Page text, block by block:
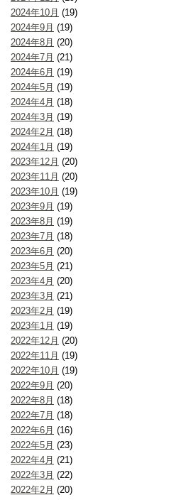
2024年10月 (19)
2024年9月 (19)
2024年8月 (20)
2024年7月 (21)
2024年6月 (19)
2024年5月 (19)
2024年4月 (18)
2024年3月 (19)
2024年2月 (18)
2024年1月 (19)
2023年12月 (20)
2023年11月 (20)
2023年10月 (19)
2023年9月 (19)
2023年8月 (19)
2023年7月 (18)
2023年6月 (20)
2023年5月 (21)
2023年4月 (20)
2023年3月 (21)
2023年2月 (19)
2023年1月 (19)
2022年12月 (20)
2022年11月 (19)
2022年10月 (19)
2022年9月 (20)
2022年8月 (18)
2022年7月 (18)
2022年6月 (16)
2022年5月 (23)
2022年4月 (21)
2022年3月 (22)
2022年2月 (20)